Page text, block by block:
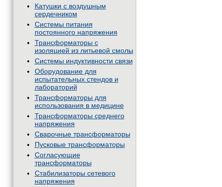
Катушки с воздушным
сердечником
Системы питания
постоянного напряжения
Трансформаторы с
изоляцией из литьевой смолы
Системы индуктивности связи
Оборудование для
испытательных стендов и
лабораторий
Трансформаторы для
использования в медицине
Трансформаторы среднего
напряжения
Сварочные трансформаторы
Пусковые трансформаторы
Согласующие
трансформаторы
Стабилизаторы сетевого
напряжения